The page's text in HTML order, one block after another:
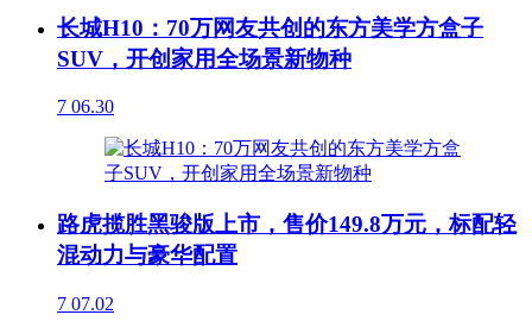
长城H10：70万网友共创的东方美学方盒子
SUV，开创家用全场景新物种
7 06.30
路虎揽胜黑骏版上市，售价149.8万元，标配轻
混动力与豪华配置
7 07.02